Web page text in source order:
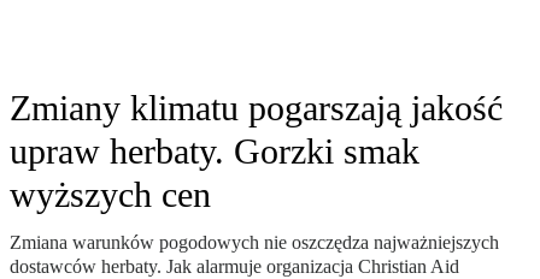
Zmiany klimatu pogarszają jakość
upraw herbaty. Gorzki smak
wyższych cen
Zmiana warunków pogodowych nie oszczędza najważniejszych
dostawców herbaty. Jak alarmuje organizacja Christian Aid